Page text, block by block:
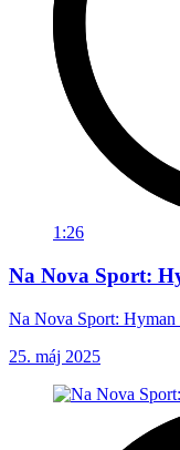
1:26
Na Nova Sport:
Na Nova Sport:
25. máj 2025